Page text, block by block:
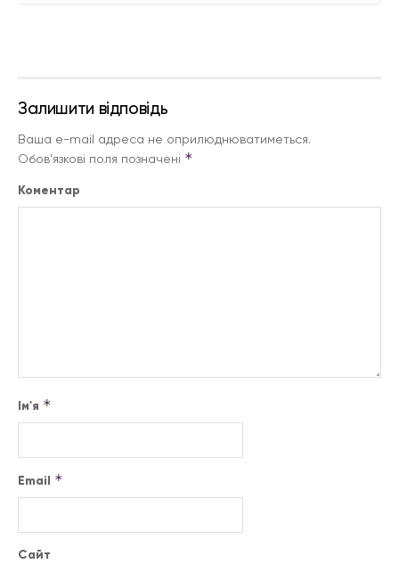
Залишити відповідь
Ваша e-mail адреса не оприлюднюватиметься.
Обов’язкові поля позначені *
Коментар
Ім'я *
Email *
Сайт